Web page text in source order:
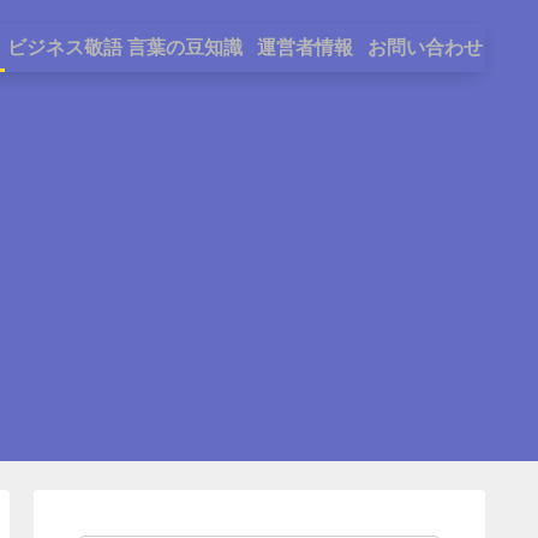
ビジネス敬語 言葉の豆知識 運営者情報 お問い合わせ